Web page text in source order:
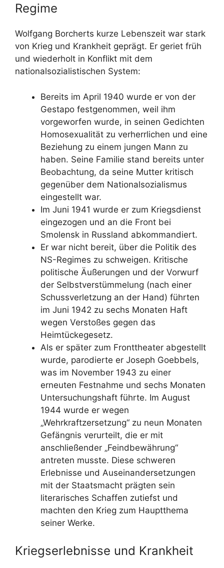
Regime
Wolfgang Borcherts kurze Lebenszeit war stark
von Krieg und Krankheit geprägt. Er geriet früh
und wiederholt in Konflikt mit dem
nationalsozialistischen System:
Bereits im April 1940 wurde er von der
Gestapo festgenommen, weil ihm
vorgeworfen wurde, in seinen Gedichten
Homosexualität zu verherrlichen und eine
Beziehung zu einem jungen Mann zu
haben. Seine Familie stand bereits unter
Beobachtung, da seine Mutter kritisch
gegenüber dem Nationalsozialismus
eingestellt war.
Im Juni 1941 wurde er zum Kriegsdienst
eingezogen und an die Front bei
Smolensk in Russland abkommandiert.
Er war nicht bereit, über die Politik des
NS-Regimes zu schweigen. Kritische
politische Äußerungen und der Vorwurf
der Selbstverstümmelung (nach einer
Schussverletzung an der Hand) führten
im Juni 1942 zu sechs Monaten Haft
wegen Verstoßes gegen das
Heimtückegesetz.
Als er später zum Fronttheater abgestellt
wurde, parodierte er Joseph Goebbels,
was im November 1943 zu einer
erneuten Festnahme und sechs Monaten
Untersuchungshaft führte. Im August
1944 wurde er wegen
„Wehrkraftzersetzung“ zu neun Monaten
Gefängnis verurteilt, die er mit
anschließender „Feindbewährung“
antreten musste. Diese schweren
Erlebnisse und Auseinandersetzungen
mit der Staatsmacht prägten sein
literarisches Schaffen zutiefst und
machten den Krieg zum Hauptthema
seiner Werke.
Kriegserlebnisse und Krankheit